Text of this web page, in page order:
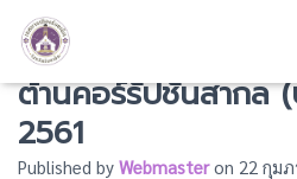
เทศบาลเมืองร้อยเอ็
ต้านคอร์รัปชันสากล
2561
Published by Webmasteron 22 กุม